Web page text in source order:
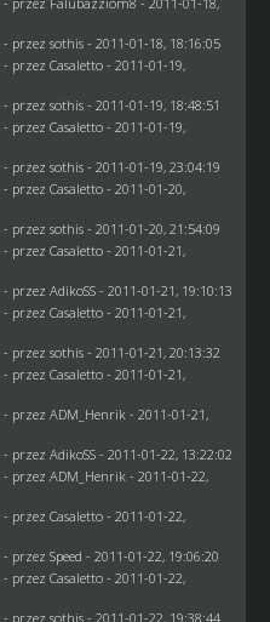
- przez sothis- 2011-01-18, 18:16:05
- przez Casaletto- 2011-01-19,
- przez sothis- 2011-01-19, 18:48:51
- przez Casaletto- 2011-01-19,
- przez sothis- 2011-01-19, 23:04:19
- przez Casaletto- 2011-01-20,
- przez sothis- 2011-01-20, 21:54:09
- przez Casaletto- 2011-01-21,
- przez AdikoSS - 2011-01-21, 19:10:13
- przez Casaletto- 2011-01-21,
- przez sothis- 2011-01-21, 20:13:32
- przez Casaletto- 2011-01-21,
- przez ADM_Henrik - 2011-01-21,
- przez AdikoSS - 2011-01-22, 13:22:02
- przez ADM_Henrik - 2011-01-22,
- przez Casaletto- 2011-01-22,
- przez Speed - 2011-01-22, 19:06:20
- przez Casaletto- 2011-01-22,
- przez sothis- 2011-01-22, 19:38:44